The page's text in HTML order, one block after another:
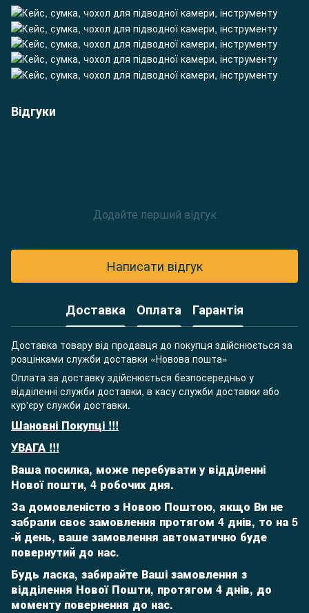
Відгуки
Додайте перший відгук
Написати відгук
Доставка Оплата Гарантія
Доставка товару від продавця до покупця здійснюється за
розцінками служби доставки «Новова пошта»
Оплата за доставку здійснюється безпосередньо у
відділенні служби доставки, в касу служби доставки або
кур'єру служби доставки.
Шановні Покупці !!!
УВАГА !!!
Ваша посилка, може перебувати у відділенні
Нової пошти, 4 робочих дня.
За домовленістю з Новою Поштою, якщо Ви не
забрали своє замовлення протягом 4 днів, то на 5
-й день, ваше замовлення автоматично буде
повернутий до нас.
Будь ласка, забирайте Ваші замовлення з
відділення Нової Пошти, протягом 4 днів, до
моменту повернення до нас.